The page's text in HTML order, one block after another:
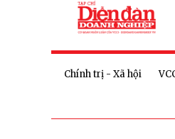
Chính trị - Xã hội